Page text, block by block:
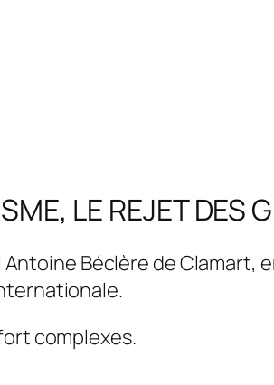
LE REJET DES
Antoine Béclère de Clamart,
complexes.